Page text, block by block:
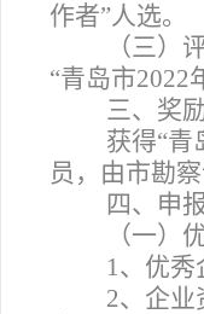
作者”人选。
（三）
“青岛市2022
三、奖
获得“青
员，由市勘
四、申
（一）
1、优秀
2、企业